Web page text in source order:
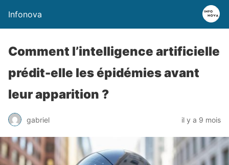
Infonova
Comment l’intelligence artificielle
prédit-elle les épidémies avant
leur apparition ?
gabriel il y a 9 mois